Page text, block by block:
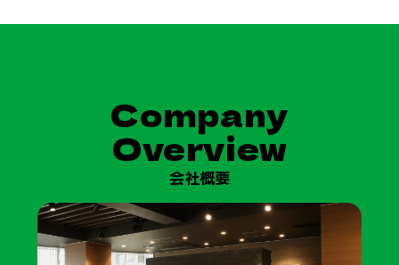
Company
Overview
会社概要